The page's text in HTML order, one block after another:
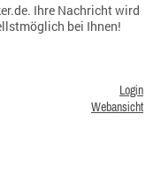
Ihre Nachricht wird
bei Ihnen!
Login
Webansicht